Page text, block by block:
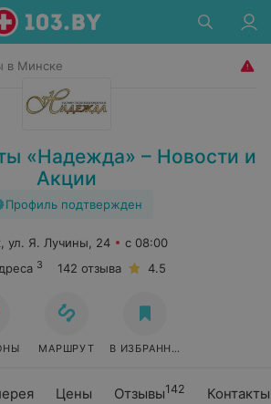
в Минске
«Надежда» – Новости и
Акции
Профиль подтвержден
Цены Отзывы142 Контакты
ул. Я. Лучины, 24
с 08:00
3 142 отзыва 4.5
МАРШРУТ В ИЗБРАННОЕ